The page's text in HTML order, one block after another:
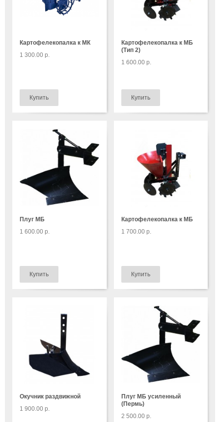
Картофелекопалка к МК
1 300.00 р.
Картофелекопалка к МБ
(Тип 2)
1 600.00 р.
Плуг МБ
1 600.00 р.
Картофелекопалка к МБ
1 700.00 р.
Окучник раздвижной
1 900.00 р.
Плуг МБ усиленный
(Пермь)
2 500.00 р.